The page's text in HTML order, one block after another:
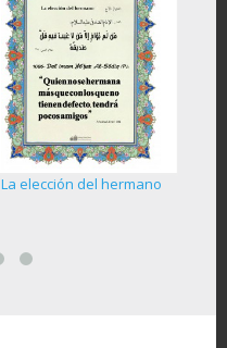
La elección del hermano